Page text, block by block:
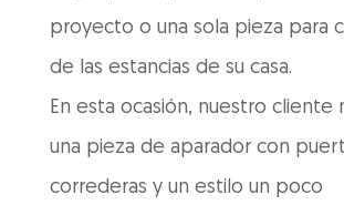
proyecto o una sola pieza para
de las estancias de su casa.
En esta ocasión, nuestro cliente
una pieza de aparador con
correderas y un estilo un poco